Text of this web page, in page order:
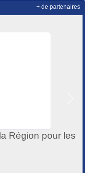
Région pour les
+ de partenaires